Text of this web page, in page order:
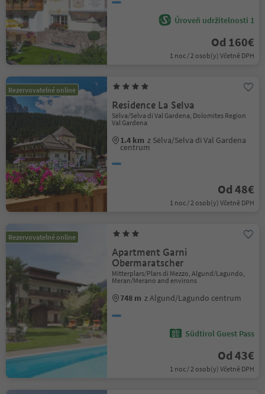
Úroveň udržitelnosti 1
Od 160€
1 noc / 2 osob(y) Včetně DPH
Rezervovatelné online
Residence La Selva
Sëlva/Selva di Val Gardena, Dolomites Region
Val Gardena
1.4 km z Sëlva/Selva di Val Gardena
centrum
Od 48€
1 noc / 2 osob(y) Včetně DPH
Rezervovatelné online
Apartment Garni
Obermaratscher
Mitterplars/Plars di Mezzo, Algund/Lagundo,
Meran/Merano and environs
748 m z Algund/Lagundo centrum
Südtirol Guest Pass
Od 43€
1 noc / 2 osob(y) Včetně DPH